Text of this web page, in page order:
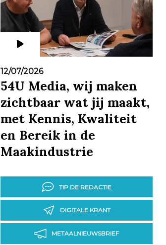
12/07/2026
54U Media, wij maken
zichtbaar wat jij maakt,
met Kennis, Kwaliteit
en Bereik in de
Maakindustrie
TIP DE REDACTIE
DIGITALE KRANT
METAALNIEUWSBRIEF